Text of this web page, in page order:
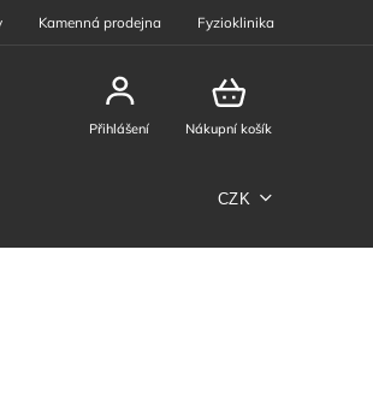
Kamenná prodejna Fyzioklinika
Nákupní košík
Přihlášení
CZK
sortiment Sportovní